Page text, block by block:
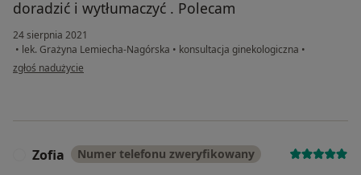
doradzić i wytłumaczyć . Polecam
24 sierpnia 2021
• lek. Grażyna Lemiecha-Nagórska • konsultacja ginekologiczna •
w opinii użytkownika EMILIA SZPERKOWSKA
zgłoś nadużycie
Zofia Numer telefonu zweryfikowany